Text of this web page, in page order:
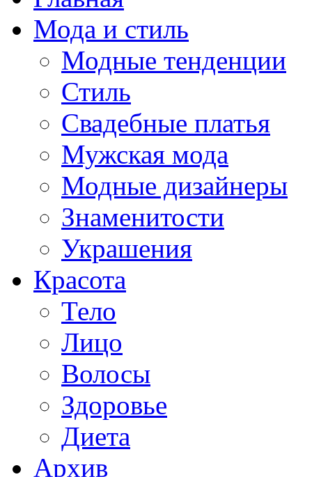
Мода и стиль
Модные тенденции
Стиль
Свадебные платья
Мужская мода
Модные дизайнеры
Знаменитости
Украшения
Красота
Тело
Лицо
Волосы
Здоровье
Диета
Архив